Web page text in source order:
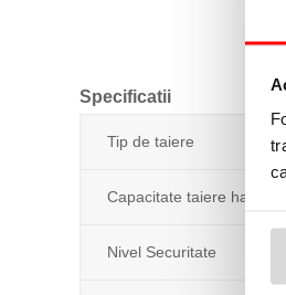
Specificatii
Tip de taiere
Capacitate taiere hartie
Nivel Securitate